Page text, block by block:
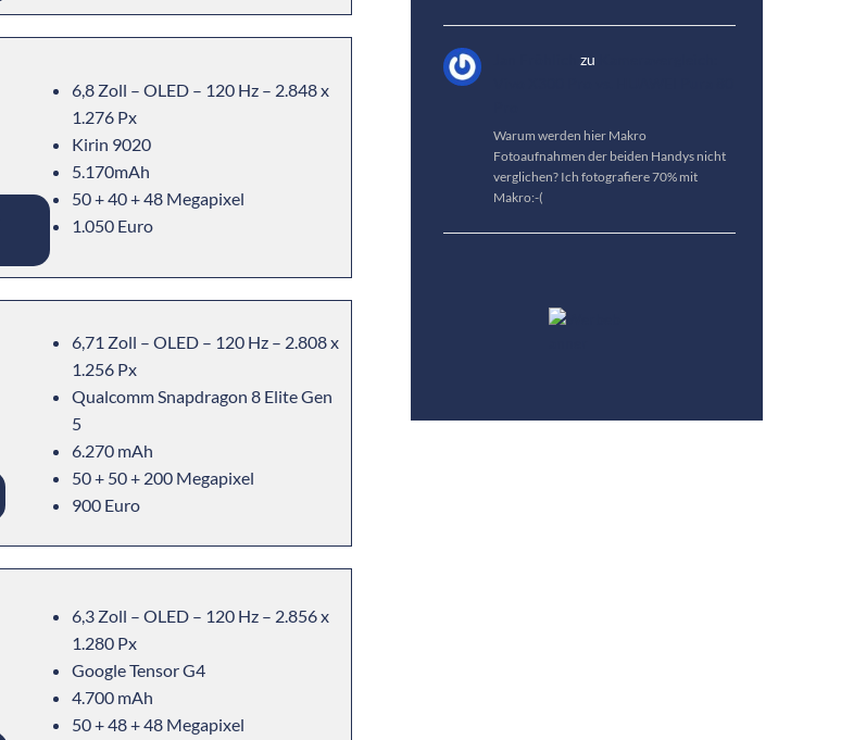
6,8 Zoll – OLED – 120 Hz – 2.848 x
1.276 Px
Kirin 9020
5.170mAh
50 + 40 + 48 Megapixel
1.050 Euro
6,71 Zoll – OLED – 120 Hz – 2.808 x
1.256 Px
Qualcomm Snapdragon 8 Elite Gen
5
6.270 mAh
50 + 50 + 200 Megapixel
900 Euro
6,3 Zoll – OLED – 120 Hz – 2.856 x
1.280 Px
Google Tensor G4
4.700 mAh
50 + 48 + 48 Megapixel
zu
Warum werden hier Makro
Fotoaufnahmen der beiden Handys nicht
verglichen? Ich fotografiere 70% mit
Makro:-(